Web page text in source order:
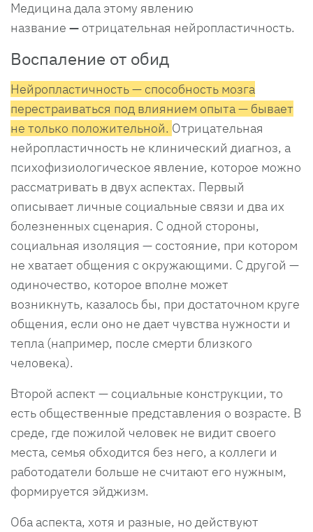
Медицина дала этому явлению
название — отрицательная нейропластичность.
Воспаление от обид
Нейропластичность — способность мозга
перестраиваться под влиянием опыта — бывает
не только положительной. Отрицательная
нейропластичность не клинический диагноз, а
психофизиологическое явление, которое можно
рассматривать в двух аспектах. Первый
описывает личные социальные связи и два их
болезненных сценария. С одной стороны,
социальная изоляция — состояние, при котором
не хватает общения с окружающими. С другой —
одиночество, которое вполне может
возникнуть, казалось бы, при достаточном круге
общения, если оно не дает чувства нужности и
тепла (например, после смерти близкого
человека).
Второй аспект — социальные конструкции, то
есть общественные представления о возрасте. В
среде, где пожилой человек не видит своего
места, семья обходится без него, а коллеги и
работодатели больше не считают его нужным,
формируется эйджизм.
Оба аспекта, хотя и разные, но действуют